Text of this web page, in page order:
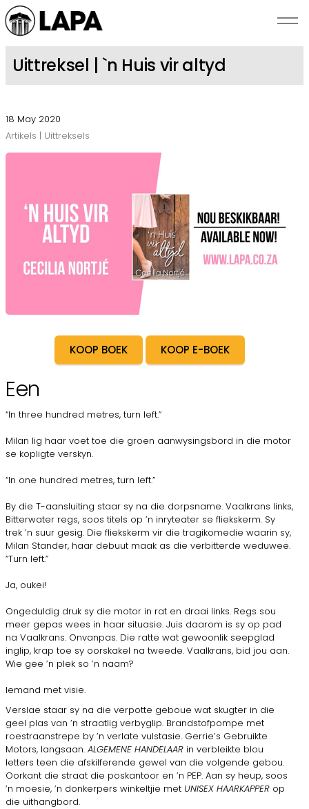
SKRYWERS
OOR LAPA
KONTAK ONS
Uittreksel | `n Huis vir altyd
18 May 2020
Artikels | Uittreksels
KOOP BOEK KOOP E-BOEK
Een
“In three hundred metres, turn left.”
Milan lig haar voet toe die groen aanwysingsbord in die motor
se kopligte verskyn.
“In one hundred metres, turn left.”
By die T-aansluiting staar sy na die dorpsname. Vaalkrans links,
Bitterwater regs, soos titels op ’n inryteater se fliekskerm. Sy
trek ’n suur gesig. Die fliekskerm vir die tragikomedie waarin sy,
Milan Stander, haar debuut maak as die verbitterde weduwee.
“Turn left.”
Ja, oukei!
Ongeduldig druk sy die motor in rat en draai links. Regs sou
meer gepas wees in haar situasie. Juis daarom is sy op pad
na Vaalkrans. Onvanpas. Die ratte wat gewoonlik seepglad
inglip, krap toe sy oorskakel na tweede. Vaalkrans, bid jou aan.
Wie gee ’n plek so ’n naam?
Iemand met visie.
Verslae staar sy na die verpotte geboue wat skugter in die
geel plas van ’n straatlig verbyglip. Brandstofpompe met
roestraanstrepe by ’n verlate vulstasie. Gerrie’s Gebruikte
Motors, langsaan. ALGEMENE HANDELAAR in verbleikte blou
letters teen die afskilferende gewel van die volgende gebou.
Oorkant die straat die poskantoor en ’n PEP. Aan sy heup, soos
’n moesie, ’n donkerpers winkeltjie met UNISEX HAARKAPPER op
die uithangbord.